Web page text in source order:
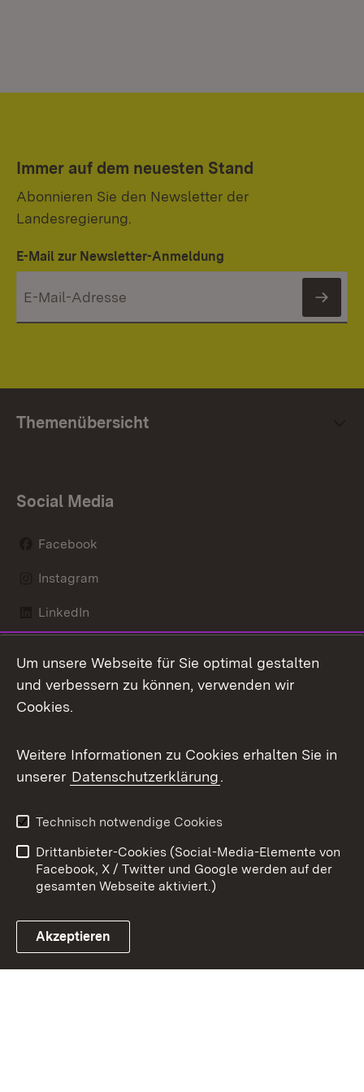
Immer auf dem neuesten Stand
Abonnieren Sie den Newsletter der
Landesregierung.
E-Mail zur Newsletter-Anmeldung
Themenübersicht
Social Media
Facebook
Instagram
LinkedIn
X / Twitter
Youtube
Link zum Landesportal
Kontakt
Datenschutz
Barrierefreiheit
Impressum
Cookies
Um unsere Webseite für Sie optimal gestalten
und verbessern zu können, verwenden wir
Cookies.
Weitere Informationen zu Cookies erhalten Sie in
unserer Datenschutzerklärung.
Technisch notwendige Cookies
Drittanbieter-Cookies (Social-Media-Elemente von
Facebook, X / Twitter und Google werden auf der
gesamten Webseite aktiviert.)
Akzeptieren